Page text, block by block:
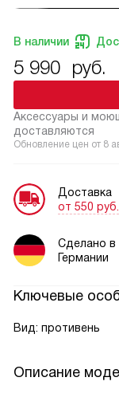
В наличии
5 990 руб.
Аксессуары и
доставляются
Обновление цен от 8
Доставка
от 550 руб.
Сделано в
Германии
Ключевые
Вид: противень
Описание